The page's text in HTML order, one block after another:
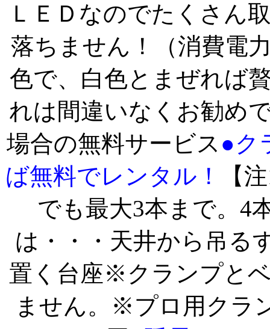
ＬＥＤなのでたくさん
落ちません！（消費電
色で、白色とまぜれば
れは間違いなくお勧め
場合の無料サービス ●ク
ば無料でレンタル！
【
でも最大3本まで。4
は・・・天井から吊る
置く台座※クランプと
ません。※プロ用クラ